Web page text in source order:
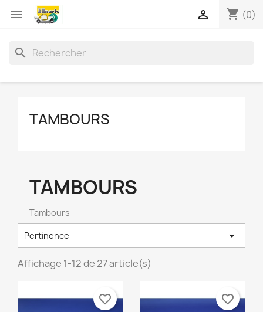
 shopping_cart (0)

search
TAMBOURS
TAMBOURS
Tambours
Pertinence 
Affichage 1-12 de 27 article(s)
favorite_border favorite_border